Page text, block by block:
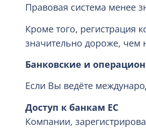
Правовая система менее
Кроме того, регистрация
значительно дороже, чем
Банковские и
Если Вы ведёте
Доступ к банкам ЕС
Компании,